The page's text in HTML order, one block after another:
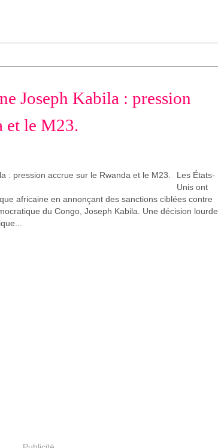
Joseph Kabila : pression
et le M23.
Les États-
Unis ont
africaine en annonçant des sanctions ciblées contre
du Congo, Joseph Kabila. Une décision lourde